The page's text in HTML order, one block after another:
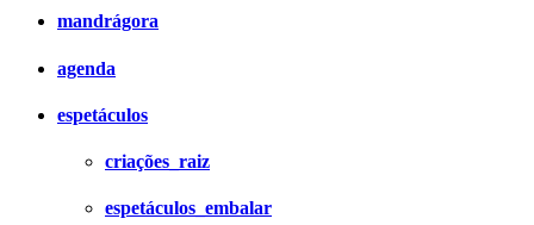
mandrágora
agenda
espetáculos
criações_raiz
espetáculos_embalar